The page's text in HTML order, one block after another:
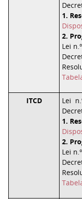
1.
2.
Lei n.º
ITCD Lei
1.
2.
Lei n.º